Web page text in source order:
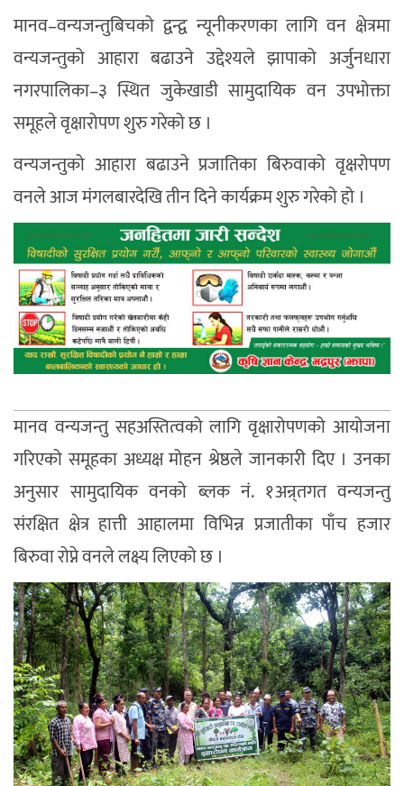
मानव–वन्यजन्तुबिचको द्वन्द्व न्यूनीकरणका लागि वन क्षेत्रमा
वन्यजन्तुको आहारा बढाउने उद्देश्यले झापाको अर्जुनधारा
नगरपालिका–३ स्थित जुकेखाडी सामुदायिक वन उपभोक्ता
समूहले वृक्षारोपण शुरु गरेको छ ।
वन्यजन्तुको आहारा बढाउने प्रजातिका बिरुवाको वृक्षरोपण
वनले आज मंगलबारदेखि तीन दिने कार्यक्रम शुरु गरेको हो ।
मानव वन्यजन्तु सहअस्तित्वको लागि वृक्षारोपणको आयोजना
गरिएको समूहका अध्यक्ष मोहन श्रेष्ठले जानकारी दिए । उनका
अनुसार सामुदायिक वनको ब्लक नं. १अन्र्तगत वन्यजन्तु
संरक्षित क्षेत्र हात्ती आहालमा विभिन्न प्रजातीका पाँच हजार
बिरुवा रोप्ने वनले लक्ष्य लिएको छ ।